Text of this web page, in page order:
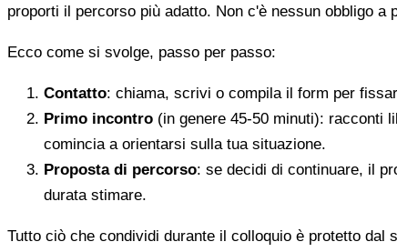
proporti il percorso più adatto. Non c'è nessun obbligo a
Ecco come si svolge, passo per passo:
Contatto: chiama, scrivi o compila il form per
Primo incontro (in genere 45-50 minuti): racconti
comincia a orientarsi sulla tua situazione.
Proposta di percorso: se decidi di continuare, il
durata stimare.
Tutto ciò che condividi durante il colloquio è protetto